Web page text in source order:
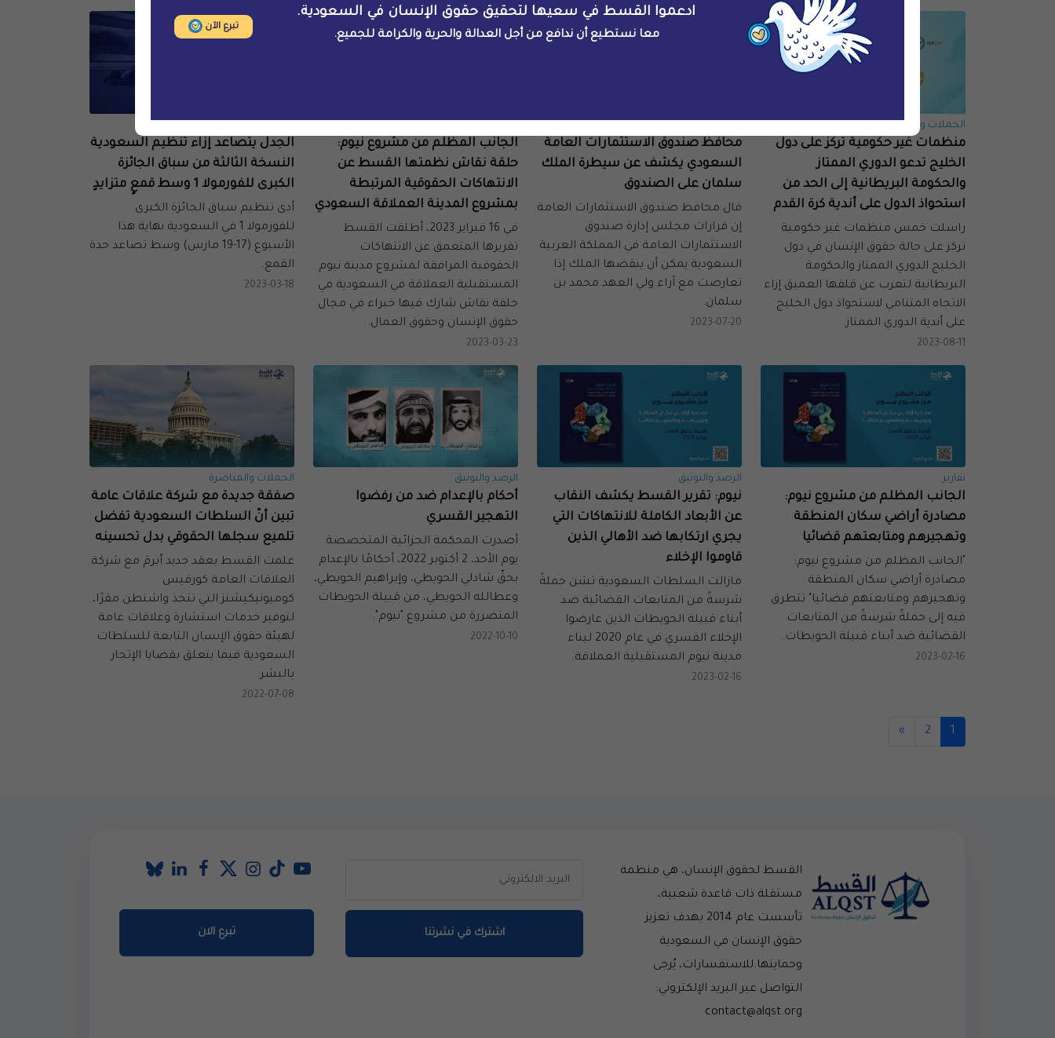
الحملات والمناصرة
منظمات غير حكومية تركز على دول
الخليج تدعو الدوري الممتاز
والحكومة البريطانية إلى الحد من
استحواذ الدول على أندية كرة القدم
راسلت خمس منظمات غير حكومية
تركز على حالة حقوق الإنسان في دول
الخليج الدوري الممتاز والحكومة
البريطانية لتعرب عن قلقها العميق إزاء
الاتجاه المتنامي لاستحواذ دول الخليج
على أندية الدوري الممتاز.
2023-08-11
محافظ صندوق الاستثمارات العامة
السعودي يكشف عن سيطرة الملك
سلمان على الصندوق
قال محافظ صندوق الاستثمارات العامة
إن قرارات مجلس إدارة صندوق
الاستثمارات العامة في المملكة العربية
السعودية يمكن أن ينقضها الملك إذا
تعارضت مع آراء ولي العهد محمد بن
سلمان.
2023-07-20
الجانب المظلم من مشروع نيوم:
حلقة نقاش نظمتها القسط عن
الانتهاكات الحقوقية المرتبطة
بمشروع المدينة العملاقة السعودي
في 16 فبراير 2023، أطلقت القسط
تقريرها المتعمق عن الانتهاكات
الحقوقية المرافقة لمشروع مدينة نيوم
المستقبلية العملاقة في السعودية في
حلقة نقاش شارك فيها خبراء في مجال
حقوق الإنسان وحقوق العمال.
2023-03-23
الجدل يتصاعد إزاء تنظيم السعودية
النسخة الثالثة من سباق الجائزة
الكبرى للفورمولا 1 وسط قمعٍ متزايدٍ
أدى تنظيم سباق الجائزة الكبرى
للفورمولا 1 في السعودية نهاية هذا
الأسبوع (17-19 مارس) وسط تصاعد حدة
القمع.
2023-03-18
تقارير
الجانب المظلم من مشروع نيوم:
مصادرة أراضي سكان المنطقة
وتهجيرهم ومتابعتهم قضائيا
"الجانب المظلم من مشروع نيوم:
مصادرة أراضي سكان المنطقة
وتهجيرهم ومتابعتهم قضائيا" تتطرق
فيه إلى حملةً شرسةً من المتابعات
القضائية ضد أبناء قبيلة الحويطات.
2023-02-16
الرصد والتوثيق
نيوم: تقرير القسط يكشف النقاب
عن الأبعاد الكاملة للانتهاكات التي
يجري ارتكابها ضد الأهالي الذين
قاوموا الإخلاء
مازالت السلطات السعودية تشن حملةً
شرسةً من المتابعات القضائية ضد
أبناء قبيلة الحويطات الذين عارضوا
الإخلاء القسري في عام 2020 لبناء
مدينة نيوم المستقبلية العملاقة.
2023-02-16
الرصد والتوثيق
أحكام بالإعدام ضد من رفضوا
التهجير القسري
أصدرت المحكمة الجزائية المتخصصة
يوم الأحد، 2 أكتوبر 2022، أحكامًا بالإعدام
بحقّ شادلي الحويطي، وإبراهيم الحويطي،
وعطالله الحويطي، من قبيلة الحويطات
المتضررة من مشروع "نيوم".
2022-10-10
الحملات والمناصرة
صفقة جديدة مع شركة علاقات عامة
تبين أنّ السلطات السعودية تفضل
تلميع سجلها الحقوقي بدل تحسينه
علمت القسط بعقد جديد أبرمَ مع شركة
العلاقات العامة كورفيس
كوميونيكيشنز التي تتخذ واشنطن مقرًا،
لتوفير خدمات استشارة وعلاقات عامة
لهيئة حقوق الإنسان التابعة للسلطات
السعودية فيما يتعلق بقضايا الإتجار
بالبشر.
2022-07-08
1
2
»
القسط لحقوق الإنسان، هي منظمة
مستقلة ذات قاعدة شعبية،
تأسست عام 2014 بهدف تعزيز
حقوق الإنسان في السعودية
وحمايتها.للاستفسارات، يُرجى
التواصل عبر البريد الإلكتروني:
contact@alqst.org
اشترك في نشرتنا تبرع الان
ادعموا القسط في سعيها لتحقيق حقوق الإنسان في السعودية.
معا نستطيع أن ندافع من أجل العدالة والحرية والكرامة للجميع.
تبرع الآن